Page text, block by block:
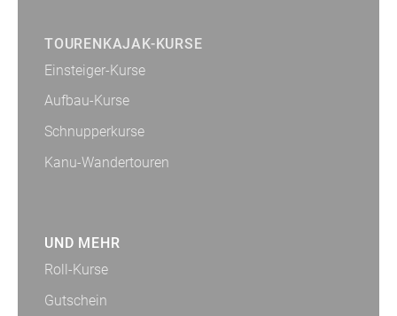
TOURENKAJAK-KURSE
Einsteiger-Kurse
Aufbau-Kurse
Schnupperkurse
Kanu-Wandertouren
UND MEHR
Roll-Kurse
Gutschein